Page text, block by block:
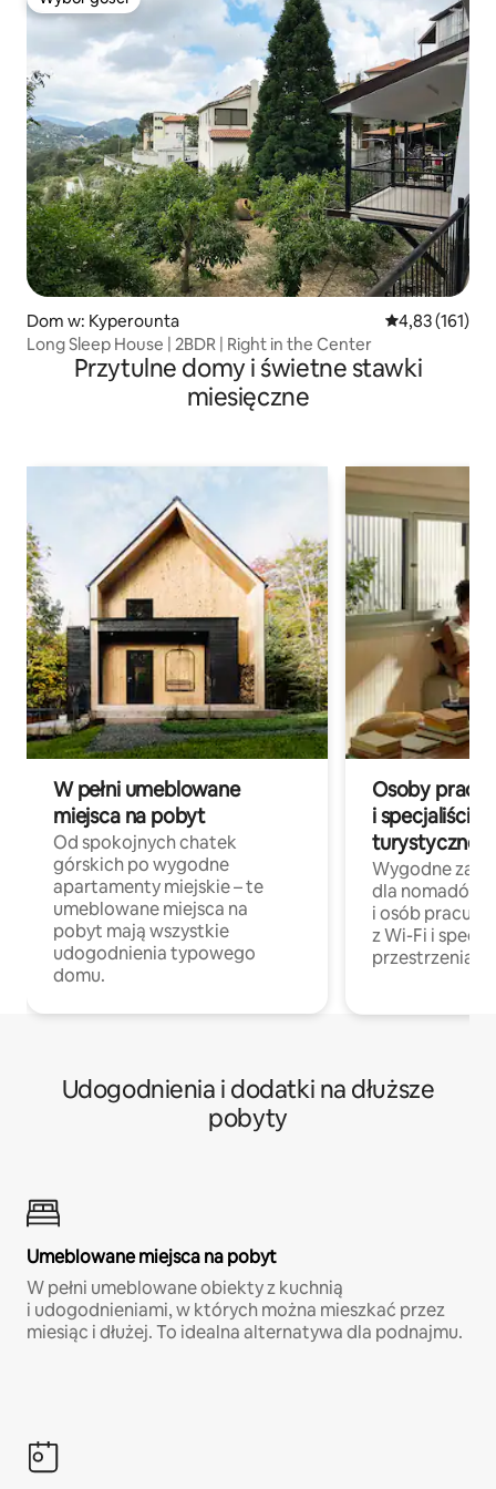
Wybór gości
Dom w: Kyperounta Średnia
4,83 (161)
Long Sleep House | 2BDR | Right in the Center
Przytulne domy i świetne stawki
miesięczne
W pełni umeblowane
miejsca na pobyt
Od spokojnych chatek
górskich po wygodne
apartamenty miejskie – te
umeblowane miejsca na
pobyt mają wszystkie
udogodnienia typowego
domu.
Osoby
i specjaliści z
turystycznej
Wygodne
dla nomadów
i osób
z Wi-Fi i
przestrzenią
Udogodnienia i dodatki na dłuższe
pobyty
Umeblowane miejsca na pobyt
W pełni umeblowane obiekty z kuchnią
i udogodnieniami, w których można mieszkać przez
miesiąc i dłużej. To idealna alternatywa dla podnajmu.